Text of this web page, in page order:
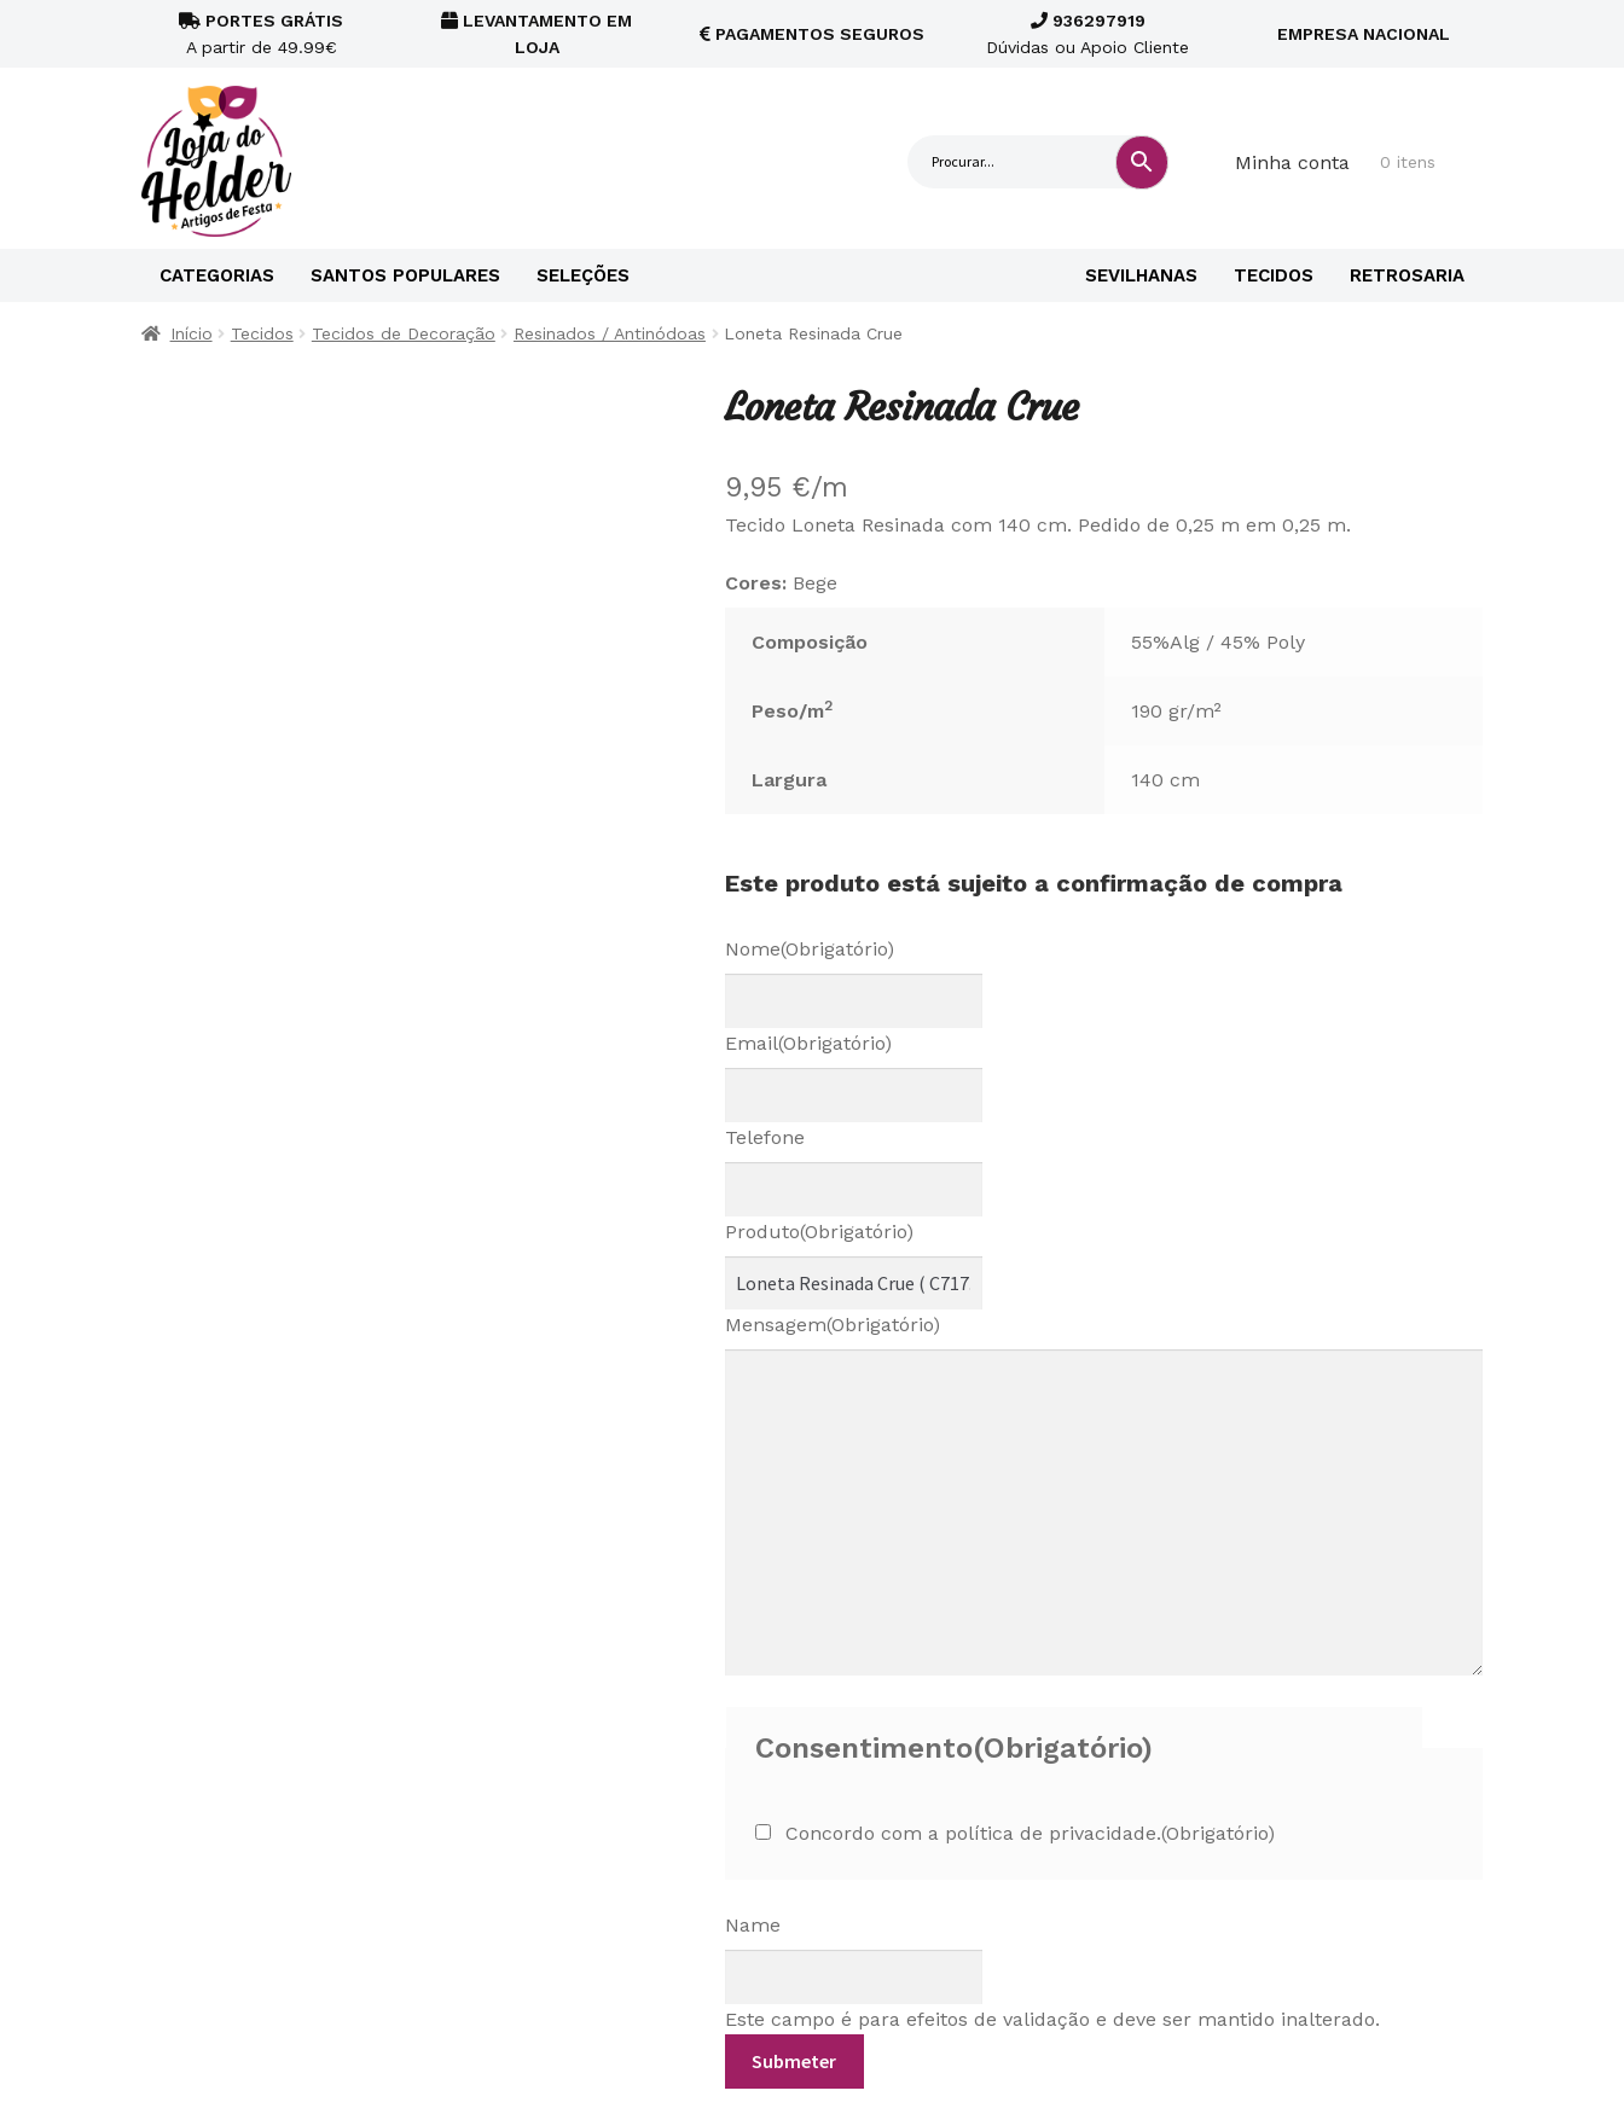
PORTES GRÁTIS
A partir de 49.99€
LEVANTAMENTO EM
LOJA
PAGAMENTOS SEGUROS
936297919
Dúvidas ou Apoio Cliente
EMPRESA NACIONAL
Minha conta 0 itens
CATEGORIAS SANTOS POPULARES SELEÇÕES SEVILHANAS TECIDOS RETROSARIA
Início Tecidos Tecidos de Decoração Resinados / Antinódoas Loneta Resinada Crue
Loneta Resinada Crue
9,95 €/m
Tecido Loneta Resinada com 140 cm. Pedido de 0,25 m em 0,25 m.
Cores: Bege
Composição 55%Alg / 45% Poly
Peso/m2 190 gr/m²
Largura 140 cm
Este produto está sujeito a confirmação de compra
Nome(Obrigatório)
Email(Obrigatório)
Telefone
Produto(Obrigatório)
Mensagem(Obrigatório)
Consentimento(Obrigatório)
Concordo com a política de privacidade.(Obrigatório)
Name
Este campo é para efeitos de validação e deve ser mantido inalterado.